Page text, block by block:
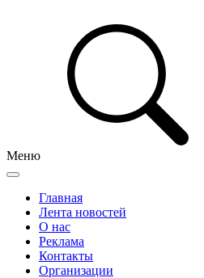
Меню
Главная
Лента новостей
О нас
Реклама
Контакты
Организации